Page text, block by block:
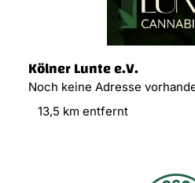
Kölner Lunte e.V.
Noch keine Adresse
13,5 km entfernt